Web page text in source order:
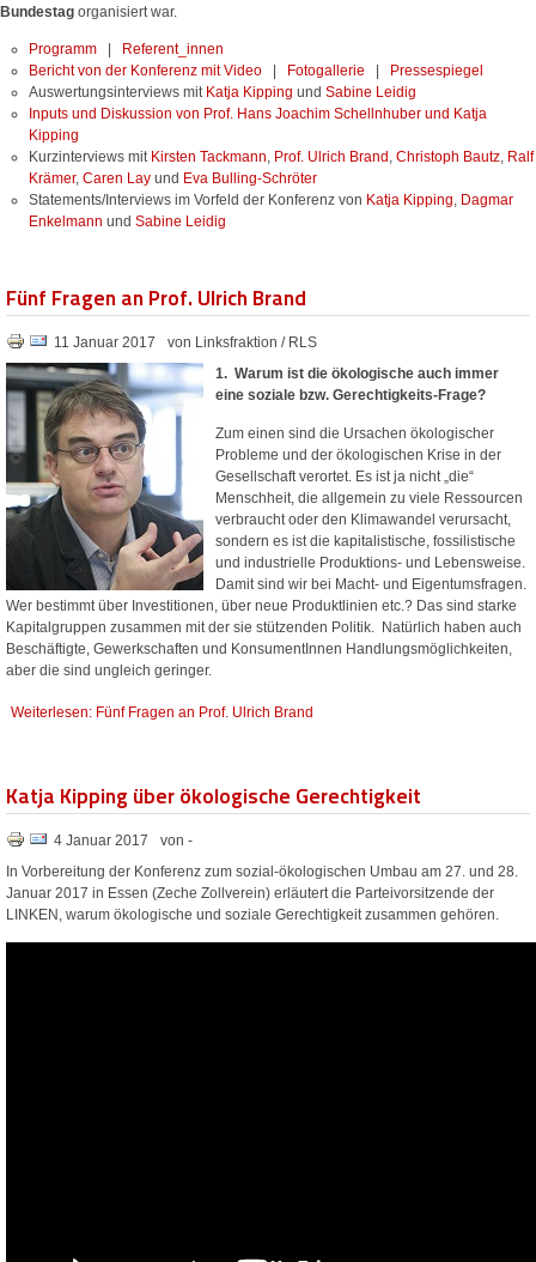
Bundestag organisiert war.
Programm
Referent_innen
Bericht von der Konferenz mit Video
Fotogallerie
Pressespiegel
Auswertungsinterviews mit Katja Kipping und Sabine Leidig
Inputs und Diskussion von Prof. Hans Joachim Schellnhuber und Katja
Kipping
Kurzinterviews mit Kirsten Tackmann, Prof. Ulrich Brand , Christoph Bautz, Ralf
Krämer, Caren Lay und Eva Bulling-Schröter
Statements/Interviews im Vorfeld der Konferenz von Katja Kipping, Dagmar
Enkelmann und Sabine Leidig
Fünf Fragen an Prof. Ulrich Brand
11 Januar 2017
von Linksfraktion / RLS
1. Warum ist die ökologische auch immer
eine soziale bzw. Gerechtigkeits-Frage?
Zum einen sind die Ursachen ökologischer
Probleme und der ökologischen Krise in der
Gesellschaft verortet. Es ist ja nicht „die“
Menschheit, die allgemein zu viele Ressourcen
verbraucht oder den Klimawandel verursacht,
sondern es ist die kapitalistische, fossilistische
und industrielle Produktions- und Lebensweise.
Damit sind wir bei Macht- und Eigentumsfragen.
Wer bestimmt über Investitionen, über neue Produktlinien etc.? Das sind starke
Kapitalgruppen zusammen mit der sie stützenden Politik. Natürlich haben auch
Beschäftigte, Gewerkschaften und KonsumentInnen Handlungsmöglichkeiten,
aber die sind ungleich geringer.
Weiterlesen: Fünf Fragen an Prof. Ulrich Brand
Katja Kipping über ökologische Gerechtigkeit
4 Januar 2017
von -
In Vorbereitung der Konferenz zum sozial-ökologischen Umbau am 27. und 28.
Januar 2017 in Essen (Zeche Zollverein) erläutert die Parteivorsitzende der
LINKEN, warum ökologische und soziale Gerechtigkeit zusammen gehören.